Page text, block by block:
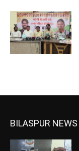
BILASPUR NEWS